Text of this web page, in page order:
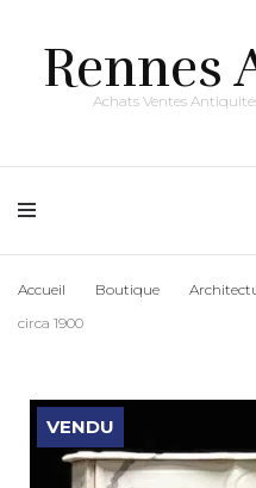
Rennes
Achats Ventes
Accueil Boutique
circa 1900
VENDU